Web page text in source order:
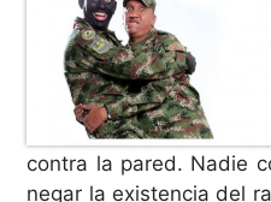
contra la pared. Nadie
negar la existencia del